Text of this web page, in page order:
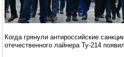
Когда грянули антироссийские
отечественного лайнера Ту-214